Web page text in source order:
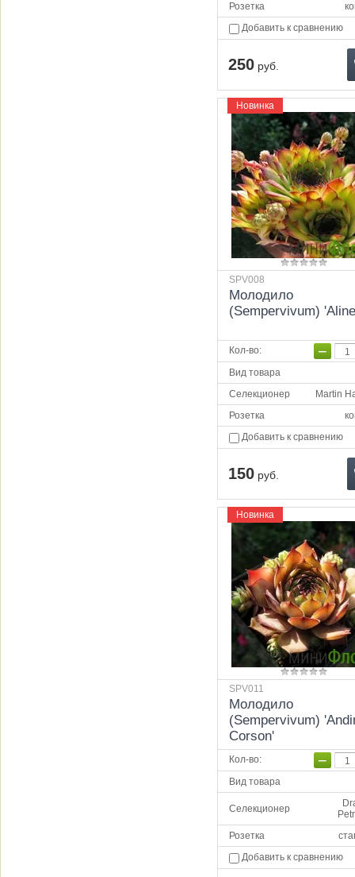
Розетка
Добавить к сравнению
250 руб.
Новинка
SPV008
Молодило
(Sempervivum)
Кол-во: −
Вид товара
Селекционер
Martin
Розетка
Добавить к сравнению
150 руб.
Новинка
SPV011
Молодило
(Sempervivum)
Corson'
Кол-во: −
Вид товара
Селекционер
Розетка
Добавить к сравнению